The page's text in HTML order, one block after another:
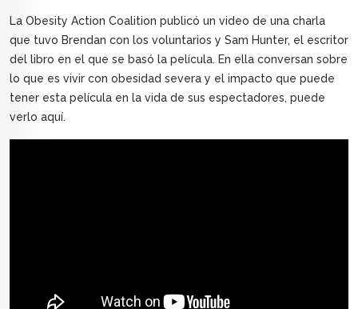
La Obesity Action Coalition publicó un video de una charla
que tuvo Brendan con los voluntarios y Sam Hunter, el escritor
del libro en el que se basó la película. En ella conversan sobre
lo que es vivir con obesidad severa y el impacto que puede
tener esta película en la vida de sus espectadores, puede
verlo aquí.